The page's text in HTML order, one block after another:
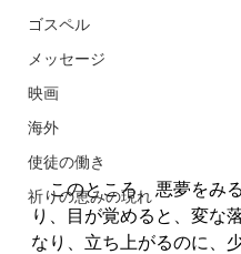
ゴスペル
メッセージ
映画
海外
使徒の働き
祈りの恵みの現れ
このところ、悪夢をみ
り、目が覚めると、変な
なり、立ち上がるのに、